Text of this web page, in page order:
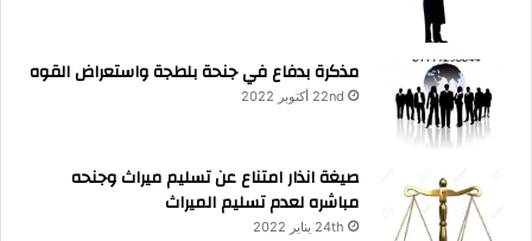
مذكرة بدفاع في جنحة بلطجة واستعراض القوه
22nd أكتوبر 2022
صيغة انذار امتناع عن تسليم ميراث وجنحه
مباشره لعدم تسليم الميراث
24th يناير 2022